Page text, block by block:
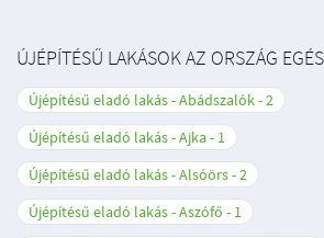
ÚJÉPÍTÉSŰ LAKÁSOK AZ ORSZÁG
Újépítésű eladó lakás - Abádszalók 2
Újépítésű eladó lakás - Ajka
1
Újépítésű eladó lakás - Alsóörs 2
Újépítésű eladó lakás - Aszófő
1